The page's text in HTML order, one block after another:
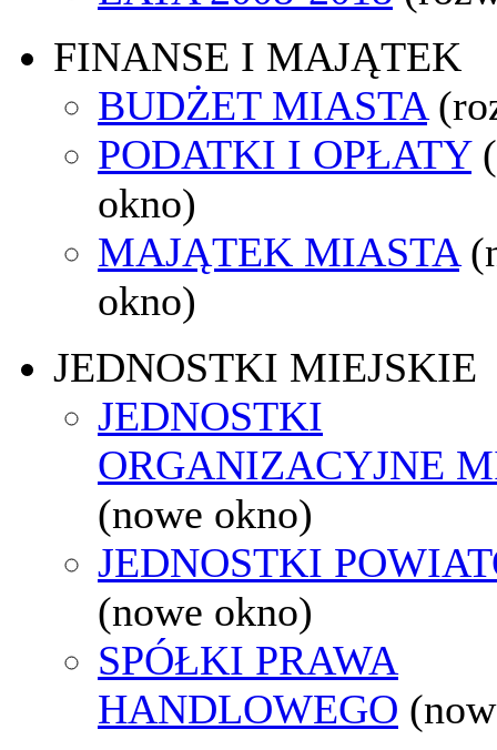
FINANSE I MAJĄTEK
BUDŻET MIASTA
PODATKI I OPŁATY
okno)
MAJĄTEK MIASTA
okno)
JEDNOSTKI MIEJSKIE
JEDNOSTKI
ORGANIZACYJNE
(nowe okno)
JEDNOSTKI
(nowe okno)
SPÓŁKI PRAWA
HANDLOWEGO